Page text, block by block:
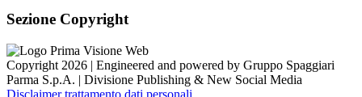
Sezione Copyright
Copyright 2026 | Engineered and powered by Gruppo Spaggiari
Parma S.p.A. | Divisione Publishing & New Social Media
Disclaimer trattamento dati personali